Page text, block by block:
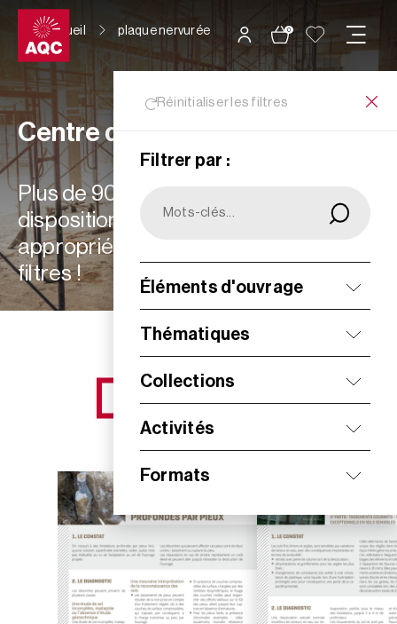
Panneau de gestion des cookies
0
Accueil plaque nervurée
Réinitialiser les filtres
Filtrer par :
Éléments d'ouvrage
Thématiques
Collections
Activités
Formats
Centre de ressources
Plus de 900 ressources à votre
disposition : choisissez les plus
appropriées à vos besoins grâce aux
filtres !
NOS NOUVEAUTÉS